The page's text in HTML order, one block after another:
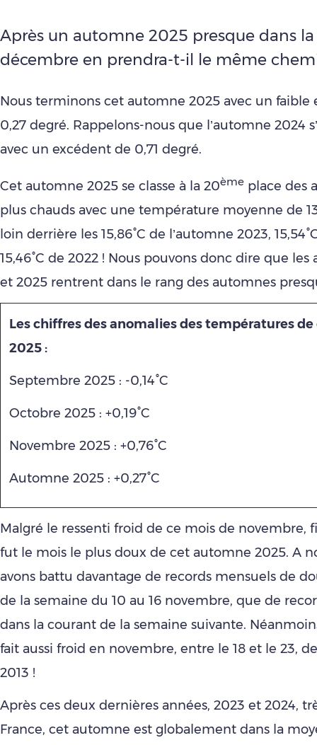
Après un automne 2025 presque dans
décembre en prendra-t-il le même
Nous terminons cet automne 2025 avec un faible
0,27 degré. Rappelons-nous que l’automne 2024
avec un excédent de 0,71 degré.
Cet automne 2025 se classe à la 20ème place des
plus chauds avec une température moyenne de
loin derrière les 15,86°C de l’automne 2023,
15,46°C de 2022 ! Nous pouvons donc dire que
et 2025 rentrent dans le rang des automnes
Les chiffres des anomalies des températures
2025 :
Septembre 2025 : -0,14°C
Octobre 2025 : +0,19°C
Novembre 2025 : +0,76°C
Automne 2025 : +0,27°C
Malgré le ressenti froid de ce mois de novembre,
fut le mois le plus doux de cet automne 2025. A
avons battu davantage de records mensuels de
de la semaine du 10 au 16 novembre, que de
dans la courant de la semaine suivante.
fait aussi froid en novembre, entre le 18 et le 23,
2013 !
Après ces deux dernières années, 2023 et 2024,
France, cet automne est globalement dans la